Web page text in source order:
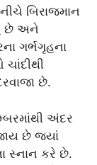
બિરાજમાન
છે અને
ગર્ભગૃહના
છે.
અંદર
છે જ્યાં
સ્નાન કરે છે.